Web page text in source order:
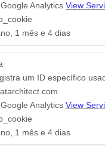
Analytics View
1 mês e 4 dias
um ID específico
Analytics View
1 mês e 4 dias